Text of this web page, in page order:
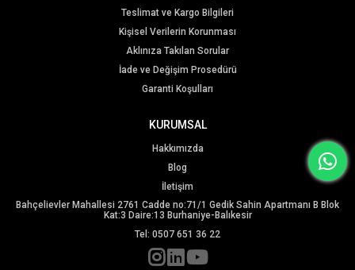
Teslimat ve Kargo Bilgileri
Kişisel Verilerin Korunması
Aklınıza Takılan Sorular
İade ve Değişim Prosedürü
Garanti Koşulları
KURUMSAL
Hakkımızda
Blog
İletişim
Bahçelievler Mahallesi 2761 Cadde no:71/1 Gedik Sahin Apartmanı B Blok
Kat:3 Daire:13 Burhaniye-Balıkesir
Tel: 0507 651 36 22